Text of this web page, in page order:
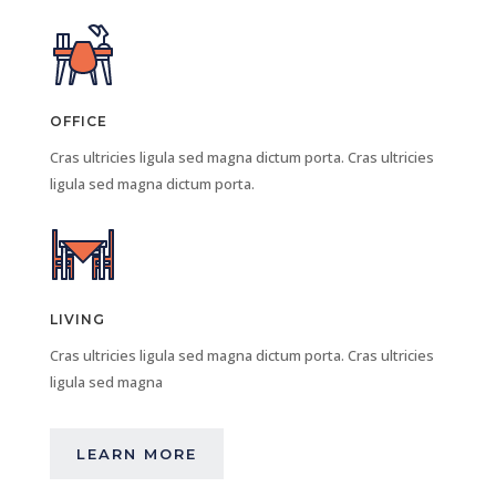
OFFICE
Cras ultricies ligula sed magna dictum porta. Cras ultricies
ligula sed magna dictum porta.
LIVING
Cras ultricies ligula sed magna dictum porta. Cras ultricies
ligula sed magna
LEARN MORE